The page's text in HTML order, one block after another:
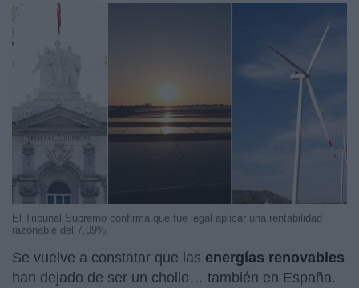
El Tribunal Supremo confirma que fue legal aplicar una rentabilidad
razonable del 7,09%
Se vuelve a constatar que las energías renovables
han dejado de ser un chollo… también en España.